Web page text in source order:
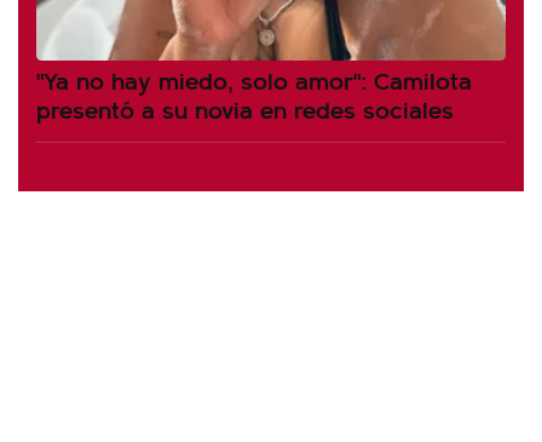
"Ya no hay miedo, solo amor": Camilota
presentó a su novia en redes sociales